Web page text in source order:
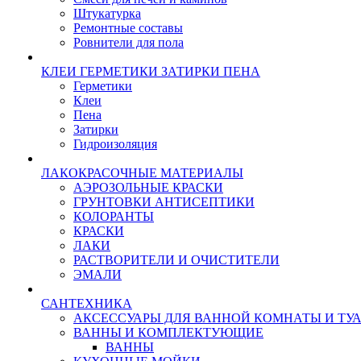
Штукатурка
Ремонтные составы
Ровнители для пола
КЛЕИ ГЕРМЕТИКИ ЗАТИРКИ ПЕНА
Герметики
Клеи
Пена
Затирки
Гидроизоляция
ЛАКОКРАСОЧНЫЕ МАТЕРИАЛЫ
АЭРОЗОЛЬНЫЕ КРАСКИ
ГРУНТОВКИ АНТИСЕПТИКИ
КОЛОРАНТЫ
КРАСКИ
ЛАКИ
РАСТВОРИТЕЛИ И ОЧИСТИТЕЛИ
ЭМАЛИ
САНТЕХНИКА
АКСЕССУАРЫ ДЛЯ ВАННОЙ КОМНАТЫ И
ВАННЫ И КОМПЛЕКТУЮЩИЕ
ВАННЫ